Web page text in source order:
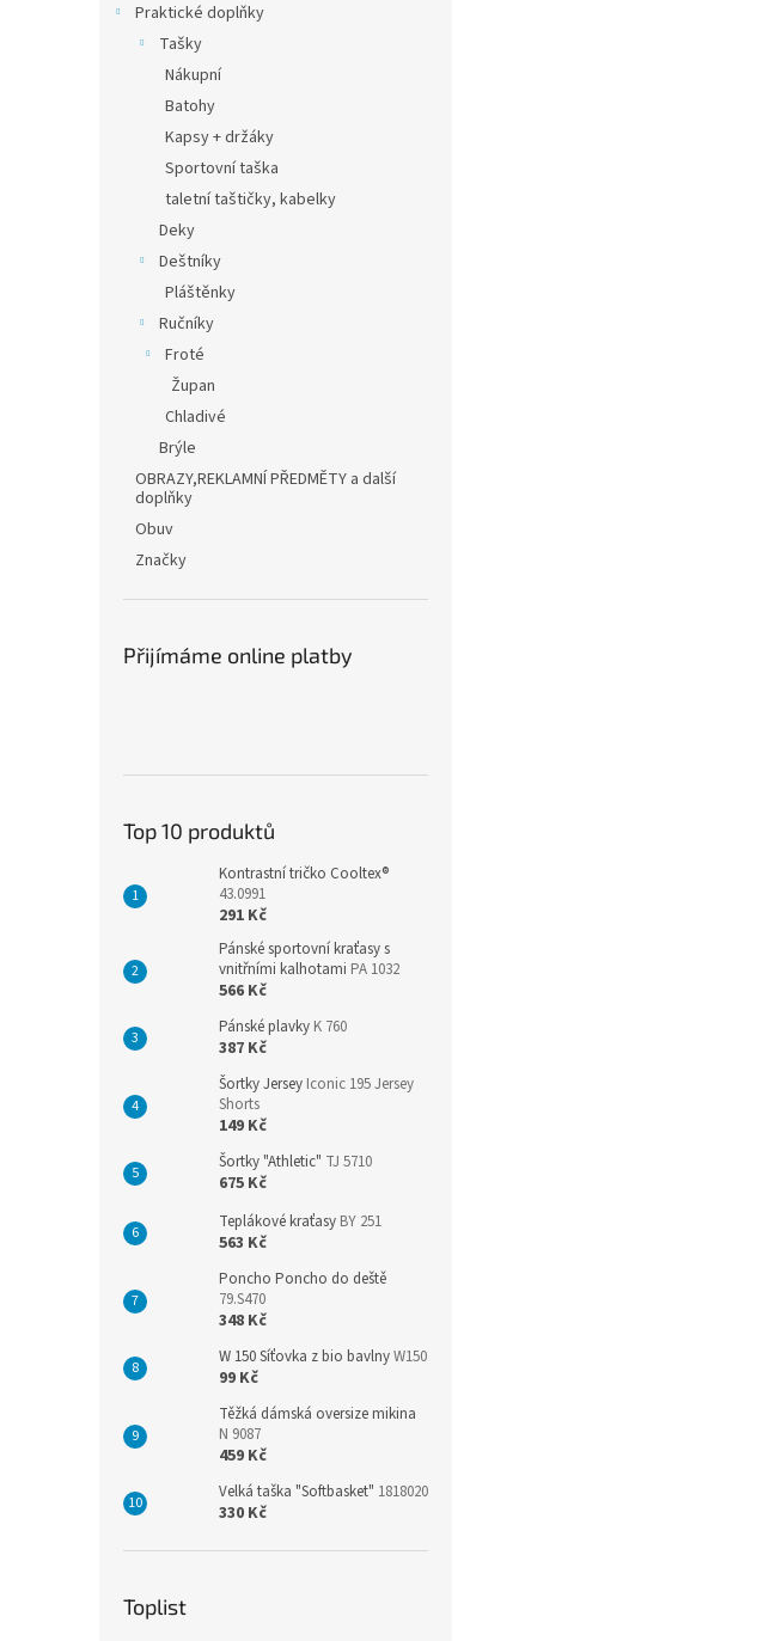
Praktické doplňky
Tašky
Nákupní
Batohy
Kapsy + držáky
Sportovní taška
taletní taštičky, kabelky
Deky
Deštníky
Pláštěnky
Ručníky
Froté
Župan
Chladivé
Brýle
OBRAZY,REKLAMNÍ PŘEDMĚTY a další
doplňky
Obuv
Značky
Přijímáme online platby
Top 10 produktů
Kontrastní tričko Cooltex®
43.0991
291 Kč
Pánské sportovní kraťasy s
vnitřními kalhotami PA 1032
566 Kč
Pánské plavky K 760
387 Kč
Šortky Jersey Iconic 195 Jersey
Shorts
149 Kč
Šortky "Athletic" TJ 5710
675 Kč
Teplákové kraťasy BY 251
563 Kč
Poncho Poncho do deště
79.S470
348 Kč
W 150 Síťovka z bio bavlnyW150
99 Kč
Těžká dámská oversize mikina
N 9087
459 Kč
Velká taška "Softbasket" 1818020
330 Kč
Toplist